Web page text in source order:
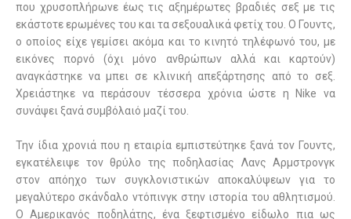
που χρυσοπλήρωνε έως τις αξημέρωτες βραδιές σεξ με τις
εκάστοτε ερωμένες του και τα σεξουαλικά φετίχ του. Ο Γουντς,
ο οποίος είχε γεμίσει ακόμα και το κινητό τηλέφωνό του, με
εικόνες πορνό (όχι μόνο ανθρώπων αλλά και καρτούν)
αναγκάστηκε να μπει σε κλινική απεξάρτησης από το σεξ.
Χρειάστηκε να περάσουν τέσσερα χρόνια ώστε η Nike να
συνάψει ξανά συμβόλαιό μαζί του.
Την ίδια χρονιά που η εταιρία εμπιστεύτηκε ξανά τον Γουντς,
εγκατέλειψε τον θρύλο της ποδηλασίας Λανς Αρμστρονγκ
στον απόηχο των συγκλονιστικών αποκαλύψεων για το
μεγαλύτερο σκάνδαλο ντόπινγκ στην ιστορία του αθλητισμού.
Ο Αμερικανός ποδηλάτης, ένα ξεφτισμένο είδωλο πια ως